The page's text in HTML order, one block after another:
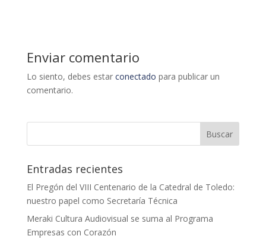
Enviar comentario
Lo siento, debes estar conectado para publicar un
comentario.
Entradas recientes
El Pregón del VIII Centenario de la Catedral de Toledo:
nuestro papel como Secretaría Técnica
Meraki Cultura Audiovisual se suma al Programa
Empresas con Corazón